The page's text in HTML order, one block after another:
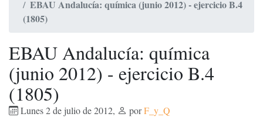
EBAU Andalucía: química (junio 2012) - ejercicio B.4
(1805)
EBAU Andalucía: química
(junio 2012) - ejercicio B.4
(1805)
Lunes 2 de julio de 2012, porF_y_Q